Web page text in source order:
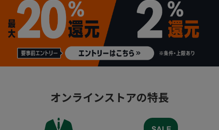
オンラインストアの特長